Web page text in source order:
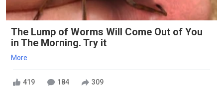
The Lump of Worms Will Come Out of You
in The Morning. Try it
More
419 184 309